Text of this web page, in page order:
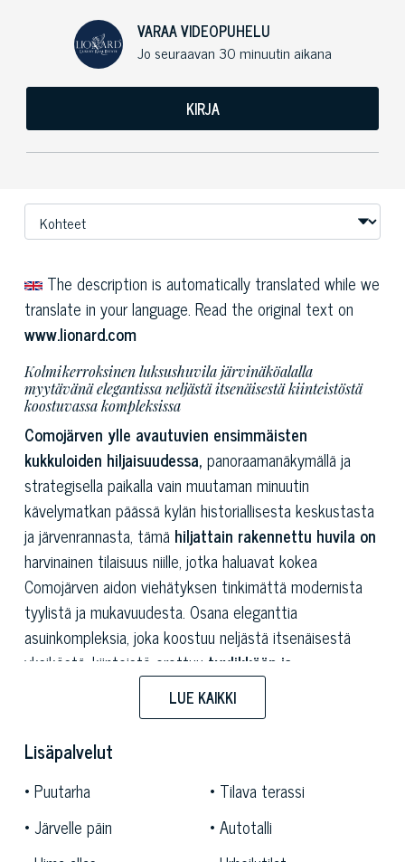
VARAA VIDEOPUHELU
Jo seuraavan 30 minuutin aikana
KIRJA
The description is automatically translated while we
translate in your language. Read the original text on
www.lionard.com
Kolmikerroksinen luksushuvila järvinäköalalla
myytävänä elegantissa neljästä itsenäisestä kiinteistöstä
koostuvassa kompleksissa
Comojärven ylle avautuvien ensimmäisten
kukkuloiden hiljaisuudessa, panoraamanäkymällä ja
strategisella paikalla vain muutaman minuutin
kävelymatkan päässä kylän historiallisesta keskustasta
ja järvenrannasta, tämä hiljattain rakennettu huvila on
harvinainen tilaisuus niille, jotka haluavat kokea
Comojärven aidon viehätyksen tinkimättä modernista
tyylistä ja mukavuudesta. Osana eleganttia
asuinkompleksia, joka koostuu neljästä itsenäisestä
yksiköstä, kiinteistö erottuu tyylikkään ja
hienostuneen muotoilunsa,avoimen näköalan
sekäerinomaisen auringonvalon
ansiosta
, joka takaa
on kolmikerroksinen ja sen sisäpinta-ala on noin
neliömetriä
500 neliömetriä ulkotilaa.
yksityiskohta on suunniteltu tarjoamaan
elämänlaatua:
oma uima-allas, joka on täydellisesti
LUE KAIKKI
Lisäpalvelut
Puutarha
Tilava terassi
Järvelle päin
Autotalli